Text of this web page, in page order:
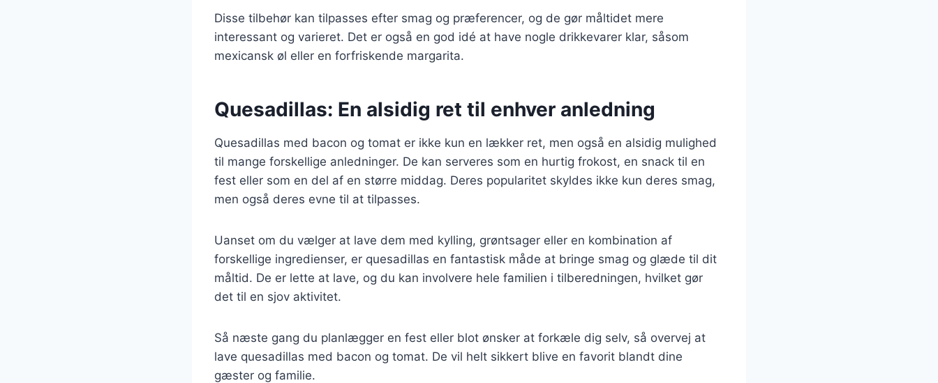
Disse tilbehør kan tilpasses efter smag og præferencer, og de gør måltidet mere
interessant og varieret. Det er også en god idé at have nogle drikkevarer klar, såsom
mexicansk øl eller en forfriskende margarita.
Quesadillas: En alsidig ret til enhver anledning
Quesadillas med bacon og tomat er ikke kun en lækker ret, men også en alsidig mulighed
til mange forskellige anledninger. De kan serveres som en hurtig frokost, en snack til en
fest eller som en del af en større middag. Deres popularitet skyldes ikke kun deres smag,
men også deres evne til at tilpasses.
Uanset om du vælger at lave dem med kylling, grøntsager eller en kombination af
forskellige ingredienser, er quesadillas en fantastisk måde at bringe smag og glæde til dit
måltid. De er lette at lave, og du kan involvere hele familien i tilberedningen, hvilket gør
det til en sjov aktivitet.
Så næste gang du planlægger en fest eller blot ønsker at forkæle dig selv, så overvej at
lave quesadillas med bacon og tomat. De vil helt sikkert blive en favorit blandt dine
gæster og familie.